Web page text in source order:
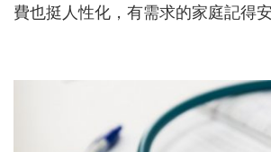
費也挺人性化，有需求的家庭記得安